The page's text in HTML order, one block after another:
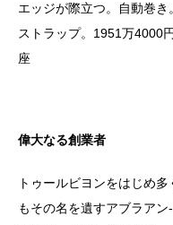
エッジが際立つ。自動巻
ストラップ。1951万4000円
座
偉大なる創業者
トゥールビヨンをはじめ
もその名を遺すアブラア